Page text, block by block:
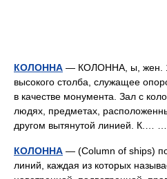
КОЛОННА — КОЛОННА, ы, жен.
высокого столба, служащее
в качестве монумента. Зал с
людях, предметах,
другом вытянутой линией. К.…
КОЛОННА — (Column of ships)
линий, каждая из которых